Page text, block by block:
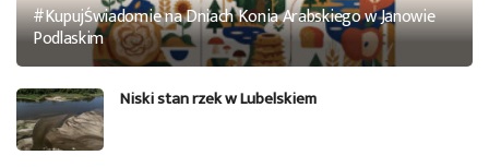
#KupujŚwiadomie na Dniach Konia Arabskiego w Janowie
Podlaskim
Niski stan rzek w Lubelskiem